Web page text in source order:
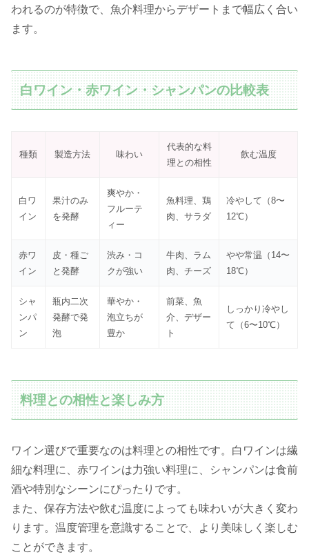
われるのが特徴で、魚介料理からデザートまで幅広く合い
ます。
白ワイン・赤ワイン・シャンパンの比較表
種類 製造方法 味わい
代表的な料
理との相性
飲む温度
白ワ
イン
果汁のみ
を発酵
爽やか・
フルーテ
ィー
魚料理、鶏
肉、サラダ
冷やして（8〜
12℃）
赤ワ
イン
皮・種ご
と発酵
渋み・コ
クが強い
牛肉、ラム
肉、チーズ
やや常温（14〜
18℃）
シャ
ンパ
ン
瓶内二次
発酵で発
泡
華やか・
泡立ちが
豊か
前菜、魚
介、デザー
ト
しっかり冷やし
て（6〜10℃）
料理との相性と楽しみ方
ワイン選びで重要なのは料理との相性です。白ワインは繊
細な料理に、赤ワインは力強い料理に、シャンパンは食前
酒や特別なシーンにぴったりです。
また、保存方法や飲む温度によっても味わいが大きく変わ
ります。温度管理を意識することで、より美味しく楽しむ
ことができます。